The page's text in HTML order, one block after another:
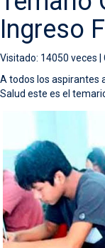
Ingreso
Visitado: 14050 veces |
A todos los aspirantes
Salud este es el